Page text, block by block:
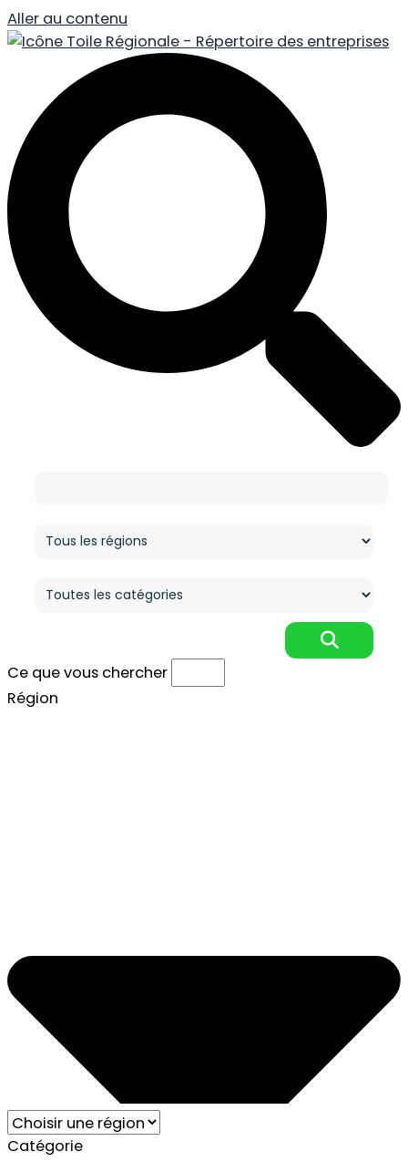
Aller au contenu
Ce que vous chercher
Région
Catégorie